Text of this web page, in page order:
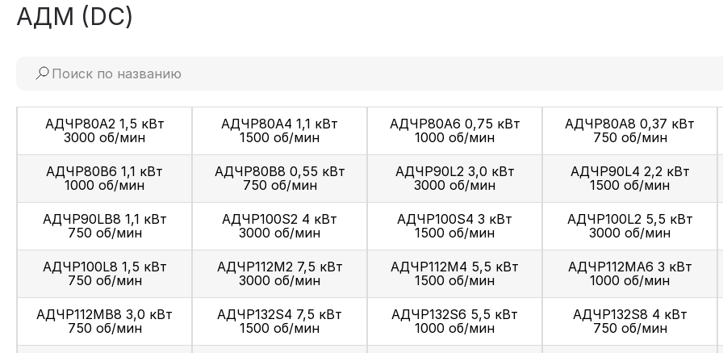
АДМ (DC)
АДЧР80А2 1,5 кВт
3000 об/мин
АДЧР80А4 1,1 кВт
1500 об/мин
АДЧР80А6 0,75 кВт
1000 об/мин
АДЧР80А8 0,37 кВт
750 об/мин
АДЧР80В6 1,1 кВт
1000 об/мин
АДЧР80В8 0,55 кВт
750 об/мин
АДЧР90L2 3,0 кВт
3000 об/мин
АДЧР90L4 2,2 кВт
1500 об/мин
АДЧР90LB8 1,1 кВт
750 об/мин
АДЧР100S2 4 кВт
3000 об/мин
АДЧР100S4 3 кВт
1500 об/мин
АДЧР100L2 5,5 кВт
3000 об/мин
АДЧР100L8 1,5 кВт
750 об/мин
АДЧР112M2 7,5 кВт
3000 об/мин
АДЧР112M4 5,5 кВт
1500 об/мин
АДЧР112MA6 3 кВт
1000 об/мин
АДЧР112MB8 3,0 кВт
750 об/мин
АДЧР132S4 7,5 кВт
1500 об/мин
АДЧР132S6 5,5 кВт
1000 об/мин
АДЧР132S8 4 кВт
750 об/мин